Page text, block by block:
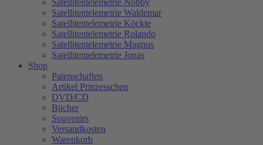
Satellitentelemetrie Waldemar
Satellitentelemetrie Köckte
Satellitentelemetrie Rolando
Satellitentelemetrie Magnus
Satellitentelemetrie Jonas
Shop
Patenschaften
Artikel Prinzesschen
DVD/CD
Bücher
Souvenirs
Versandkosten
Warenkorb